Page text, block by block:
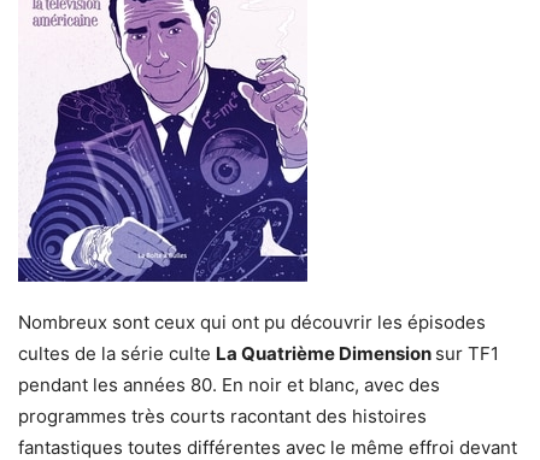
Nombreux sont ceux qui ont pu découvrir les épisodes
cultes de la série culte La Quatrième Dimension sur TF1
pendant les années 80. En noir et blanc, avec des
programmes très courts racontant des histoires
fantastiques toutes différentes avec le même effroi devant